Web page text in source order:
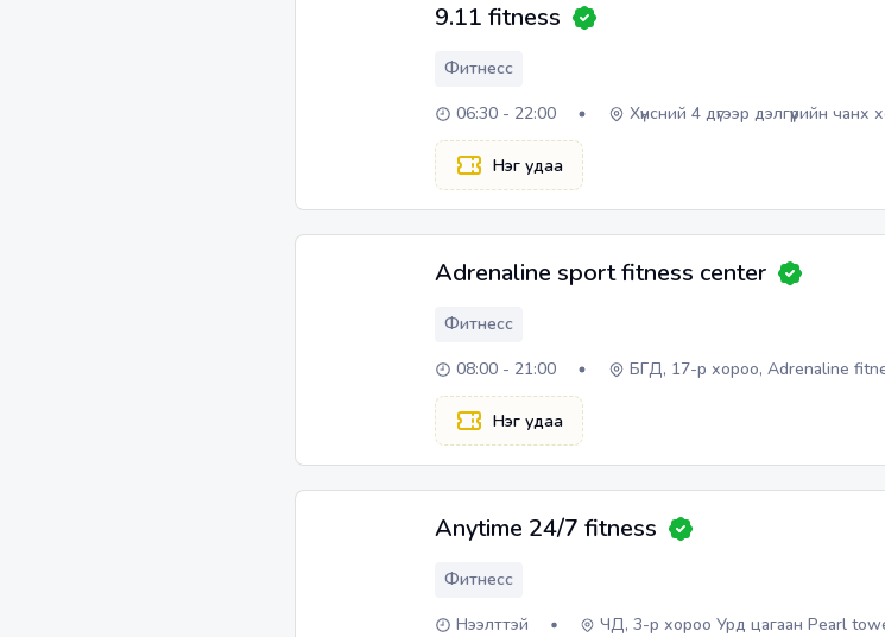
9.11 fitness
Фитнесс
06:30 - 22:00
Хүнсний 4 дүгээр дэлгүүрийн чанх
Нэг удаа
Adrenaline sport fitness center
Фитнесс
08:00 - 21:00
БГД, 17-р хороо, Adrenaline
Нэг удаа
Anytime 24/7 fitness
Фитнесс
Нээлттэй
ЧД, 3-р хороо Урд цагаан Pearl